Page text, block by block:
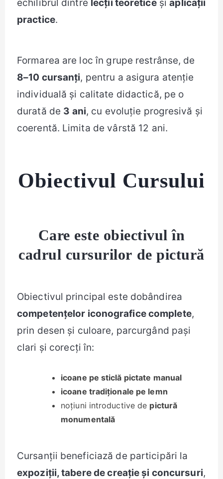
echilibrul dintre lecții teoreticeșiaplicații
practice.
Formarea are loc în grupe restrânse, de
8–10 cursanți, pentru a asigura atenție
individuală și calitate didactică, pe o
durată de 3 ani, cu evoluție progresivă și
coerentă. Limita de vârstă 12 ani.
Obiectivul Cursului
Care este obiectivul în
cadrul cursurilor de pictură
Obiectivul principal este dobândirea
competențelor iconografice complete,
prin desen și culoare, parcurgând pași
clari și corecți în:
icoane pe sticlă pictate manual
icoane tradiționale pe lemn
noțiuni introductive de pictură
monumentală
Cursanții beneficiază de participări la
expoziții, tabere de creație și concursuri,